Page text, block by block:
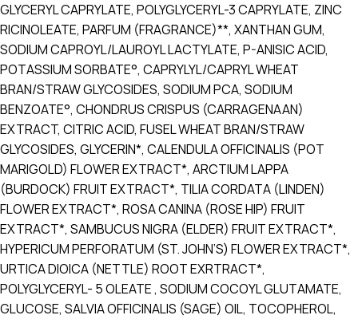
GLYCERYL CAPRYLATE, POLYGLYCERYL-3 CAPRYLATE, ZINC
RICINOLEATE, PARFUM (FRAGRANCE)**, XANTHAN GUM,
SODIUM CAPROYL/LAUROYL LACTYLATE, P-ANISIC ACID,
POTASSIUM SORBATE°, CAPRYLYL/CAPRYL WHEAT
BRAN/STRAW GLYCOSIDES, SODIUM PCA, SODIUM
BENZOATE°, CHONDRUS CRISPUS (CARRAGENAAN)
EXTRACT, CITRIC ACID, FUSEL WHEAT BRAN/STRAW
GLYCOSIDES, GLYCERIN*, CALENDULA OFFICINALIS (POT
MARIGOLD) FLOWER EXTRACT*, ARCTIUM LAPPA
(BURDOCK) FRUIT EXTRACT*, TILIA CORDATA (LINDEN)
FLOWER EXTRACT*, ROSA CANINA (ROSE HIP) FRUIT
EXTRACT*, SAMBUCUS NIGRA (ELDER) FRUIT EXTRACT*,
HYPERICUM PERFORATUM (ST. JOHN’S) FLOWER EXTRACT*,
URTICA DIOICA (NETTLE) ROOT EXRTRACT*,
POLYGLYCERYL- 5 OLEATE , SODIUM COCOYL GLUTAMATE,
GLUCOSE, SALVIA OFFICINALIS (SAGE) OIL, TOCOPHEROL,